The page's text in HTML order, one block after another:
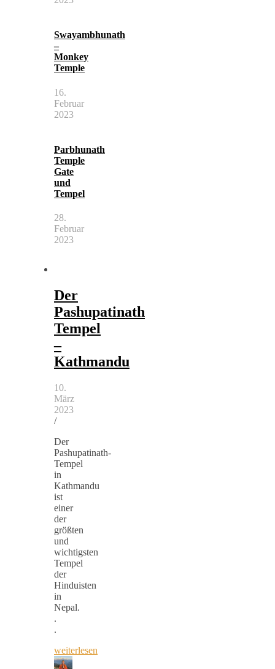
Swayambhunath
–
Monkey
Temple
16.
Februar
2023
Parbhunath
Temple
Gate
und
Tempel
28.
Februar
2023
Der
Pashupatinath
Tempel
–
Kathmandu
10.
März
2023
/
Der
Pashupatinath-
Tempel
in
Kathmandu
ist
einer
der
größten
und
wichtigsten
Tempel
der
Hinduisten
in
Nepal.
.
.
weiterlesen